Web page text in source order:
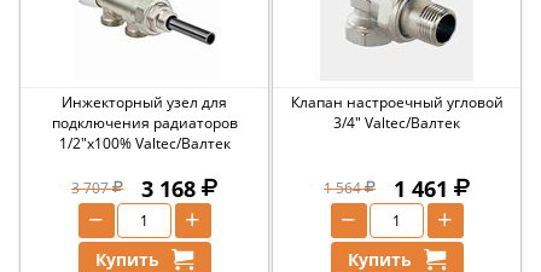
Инжекторный узел для
подключения радиаторов
1/2"x100% Valtec/Валтек
3 707 3 168
+
−
Купить
Клапан настроечный угловой
3/4" Valtec/Валтек
1 564 1 461
+
−
Купить